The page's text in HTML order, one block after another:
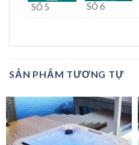
SỐ 5 SỐ 6
SẢN PHẨM TƯƠNG TỰ